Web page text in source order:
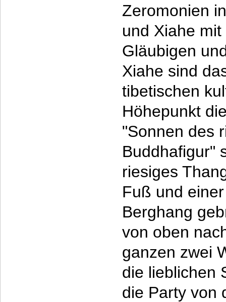
Zeromonien
und Xiahe
Gläubigen
Xiahe sind
tibetischen
Höhepunkt
"Sonnen des
Buddhafigur"
riesiges
Fuß und
Berghang
von oben
ganzen zwei
die lieblichen
die Party von